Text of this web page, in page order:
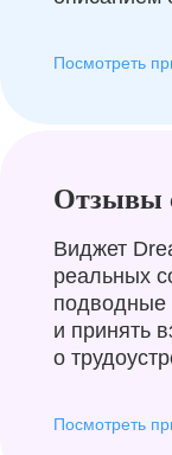
Посмотреть
Отзывы
Виджет
реальных
подводные
и принять
о
Посмотреть